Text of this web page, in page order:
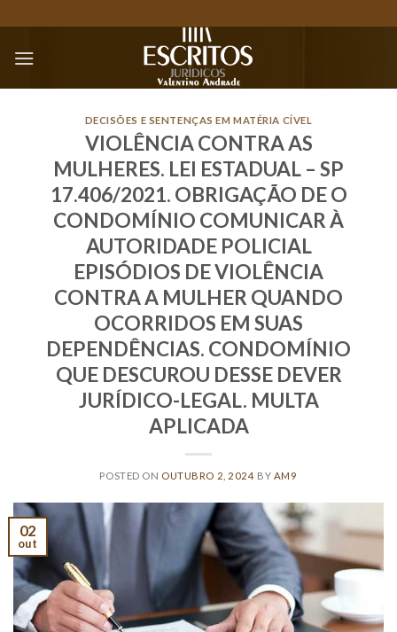
to
content
DECISÕES E SENTENÇAS EM MATÉRIA CÍVEL
VIOLÊNCIA CONTRA AS
MULHERES. LEI ESTADUAL – SP
17.406/2021. OBRIGAÇÃO DE O
CONDOMÍNIO COMUNICAR À
AUTORIDADE POLICIAL
EPISÓDIOS DE VIOLÊNCIA
CONTRA A MULHER QUANDO
OCORRIDOS EM SUAS
DEPENDÊNCIAS. CONDOMÍNIO
QUE DESCUROU DESSE DEVER
JURÍDICO-LEGAL. MULTA
APLICADA
POSTED ON OUTUBRO 2, 2024 BY AM9
02
out